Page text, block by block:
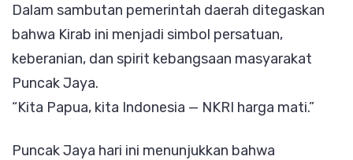
Dalam sambutan pemerintah daerah ditegaskan
bahwa Kirab ini menjadi simbol persatuan,
keberanian, dan spirit kebangsaan masyarakat
Puncak Jaya.
“Kita Papua, kita Indonesia — NKRI harga mati.”
Puncak Jaya hari ini menunjukkan bahwa